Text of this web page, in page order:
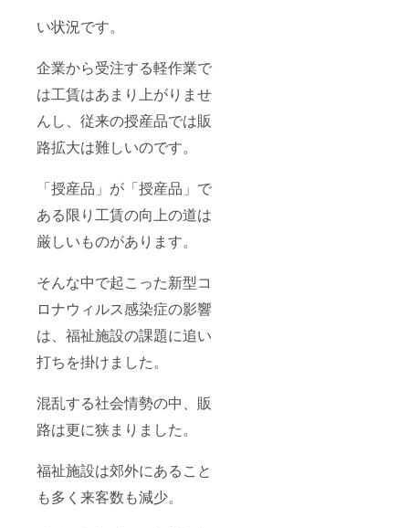
い状況です。
企業から受注する軽作業で
は工賃はあまり上がりませ
んし、従来の授産品では販
路拡大は難しいのです。
「授産品」が「授産品」で
ある限り工賃の向上の道は
厳しいものがあります。
そんな中で起こった新型コ
ロナウィルス感染症の影響
は、福祉施設の課題に追い
打ちを掛けました。
混乱する社会情勢の中、販
路は更に狭まりました。
福祉施設は郊外にあること
も多く来客数も減少。